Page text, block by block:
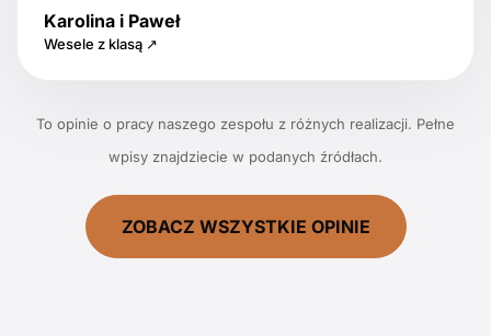
Karolina i Paweł
Wesele z klasą ↗
To opinie o pracy naszego zespołu z różnych realizacji. Pełne
wpisy znajdziecie w podanych źródłach.
ZOBACZ WSZYSTKIE OPINIE